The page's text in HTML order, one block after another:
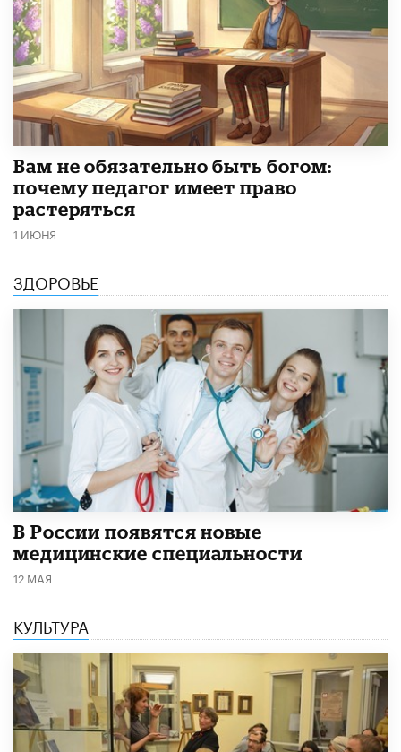
​Вам не обязательно быть богом:
почему педагог имеет право
растеряться
1 ИЮНЯ
ЗДОРОВЬЕ
В России появятся новые
медицинские специальности
12 МАЯ
КУЛЬТУРА